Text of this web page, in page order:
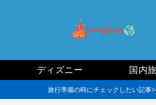
ディズニー 国内
旅行準備の時にチェックしたい記事